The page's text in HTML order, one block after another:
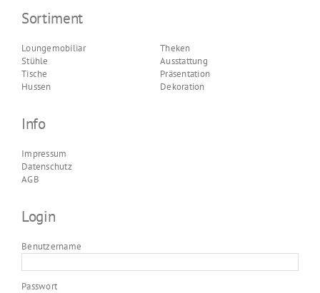
Sortiment
Loungemobiliar
Stühle
Tische
Hussen
Theken
Ausstattung
Präsentation
Dekoration
Info
Impressum
Datenschutz
AGB
Login
Benutzername
Passwort